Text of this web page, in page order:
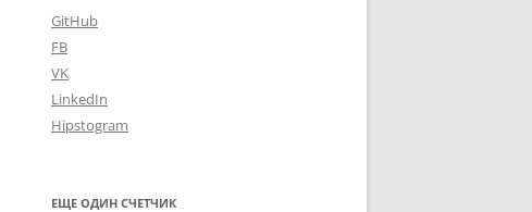
GitHub
FB
VK
LinkedIn
Hipstogram
ЕЩЕ ОДИН СЧЕТЧИК